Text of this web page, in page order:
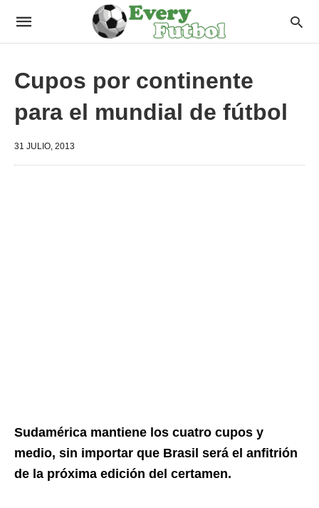
Cupos por continente
para el mundial de fútbol
31 JULIO, 2013
Sudamérica mantiene los cuatro cupos y
medio, sin importar que Brasil será el anfitrión
de la próxima edición del certamen.